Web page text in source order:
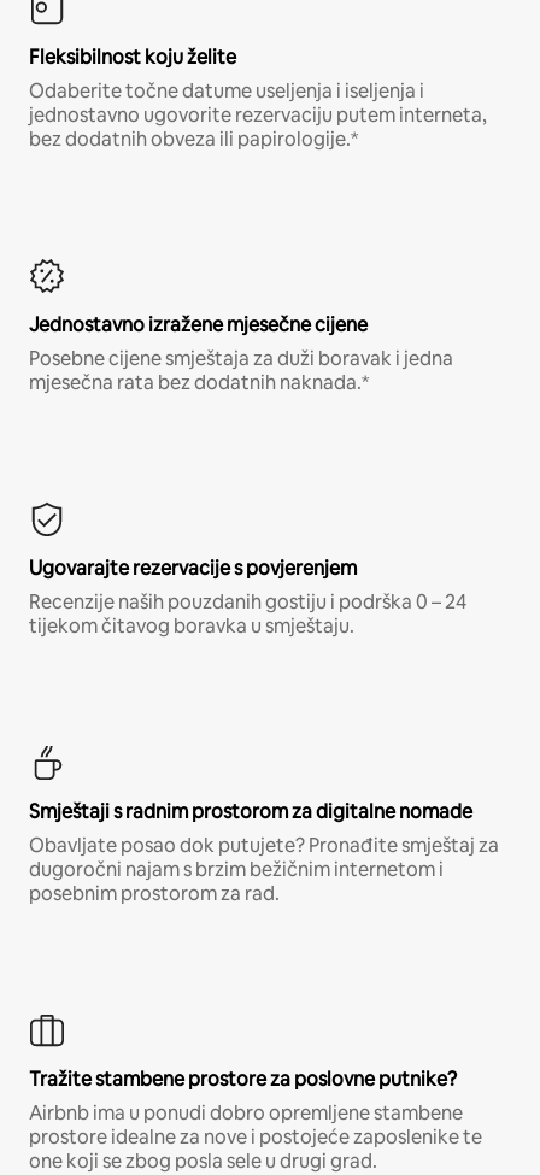
Fleksibilnost koju želite
Odaberite točne datume useljenja i iseljenja i
jednostavno ugovorite rezervaciju putem interneta,
bez dodatnih obveza ili papirologije.*
Jednostavno izražene mjesečne cijene
Posebne cijene smještaja za duži boravak i jedna
mjesečna rata bez dodatnih naknada.*
Ugovarajte rezervacije s povjerenjem
Recenzije naših pouzdanih gostiju i podrška 0 – 24
tijekom čitavog boravka u smještaju.
Smještaji s radnim prostorom za digitalne nomade
Obavljate posao dok putujete? Pronađite smještaj za
dugoročni najam s brzim bežičnim internetom i
posebnim prostorom za rad.
Tražite stambene prostore za poslovne putnike?
Airbnb ima u ponudi dobro opremljene stambene
prostore idealne za nove i postojeće zaposlenike te
one koji se zbog posla sele u drugi grad.